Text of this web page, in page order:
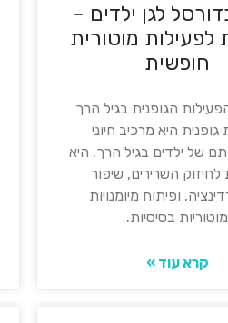
לגן ילדים –
לפעילות מוטורית
חופשית
הגופנית בגיל הרך
גופנית היא מרכיב חיוני
של ילדים בגיל הרך. היא
השרירים, שיפור
ופיתוח מיומנויות
מוטוריות בסיסיות.
קרא עוד »